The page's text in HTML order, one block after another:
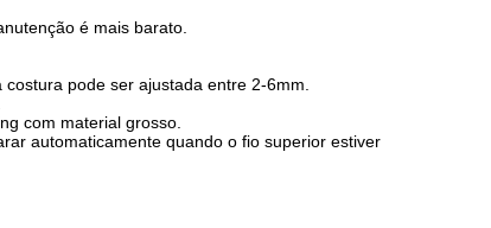
é mais barato.
pode ser ajustada entre 2-6mm.
com material grosso.
automaticamente quando o fio superior estiver